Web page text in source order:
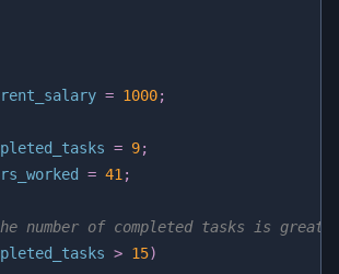
= 1000;
= 9;
= 41 ;
number of completed tasks is
> 15)